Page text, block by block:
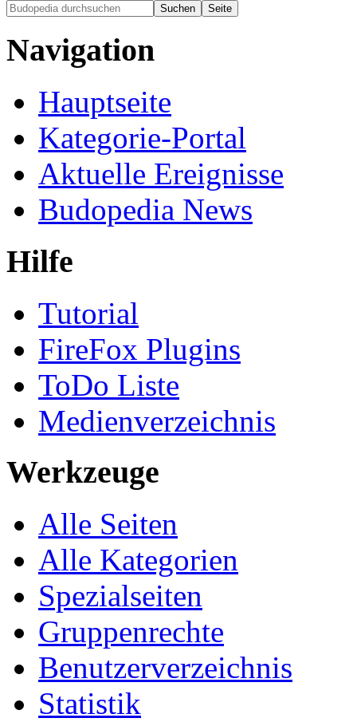
Navigation
Hauptseite
Kategorie-Portal
Aktuelle Ereignisse
Budopedia News
Hilfe
Tutorial
FireFox Plugins
ToDo Liste
Medienverzeichnis
Werkzeuge
Alle Seiten
Alle Kategorien
Spezialseiten
Gruppenrechte
Benutzerverzeichnis
Statistik